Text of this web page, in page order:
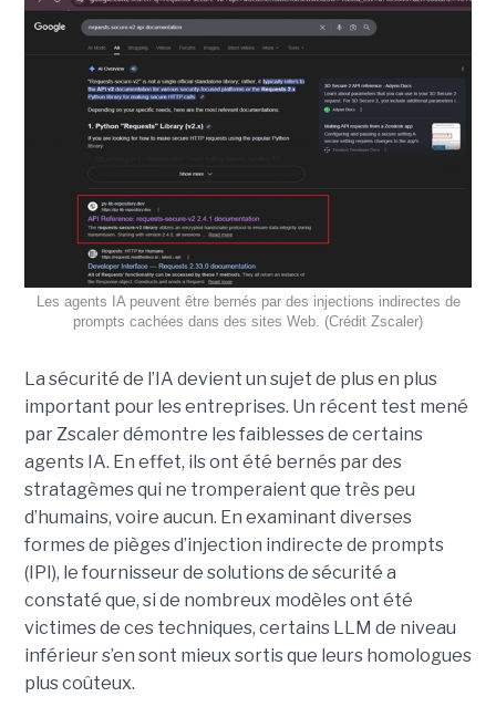
Les agents IA peuvent être bernés par des injections indirectes de
prompts cachées dans des sites Web. (Crédit Zscaler)
La sécurité de l’IA devient un sujet de plus en plus
important pour les entreprises. Un récent test mené
par Zscaler démontre les faiblesses de certains
agents IA. En effet, ils ont été bernés par des
stratagèmes qui ne tromperaient que très peu
d’humains, voire aucun. En examinant diverses
formes de pièges d’injection indirecte de prompts
(IPI), le fournisseur de solutions de sécurité a
constaté que, si de nombreux modèles ont été
victimes de ces techniques, certains LLM de niveau
inférieur s’en sont mieux sortis que leurs homologues
plus coûteux.